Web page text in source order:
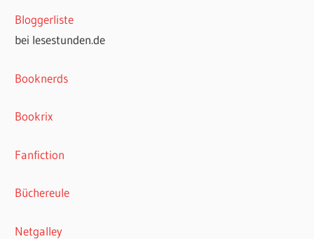
Bloggerliste
bei lesestunden.de
Booknerds
Bookrix
Fanfiction
Büchereule
Netgalley